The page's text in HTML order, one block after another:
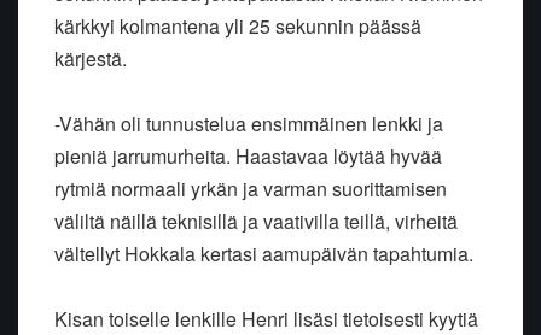
kärkkyi kolmantena yli 25 sekunnin päässä
kärjestä.
-Vähän oli tunnustelua ensimmäinen lenkki ja
pieniä jarrumurheita. Haastavaa löytää hyvää
rytmiä normaali yrkän ja varman suorittamisen
väliltä näillä teknisillä ja vaativilla teillä, virheitä
vältellyt Hokkala kertasi aamupäivän tapahtumia.
Kisan toiselle lenkille Henri lisäsi tietoisesti kyytiä